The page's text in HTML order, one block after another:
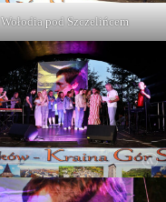
Wołodia pod Szczelińcem